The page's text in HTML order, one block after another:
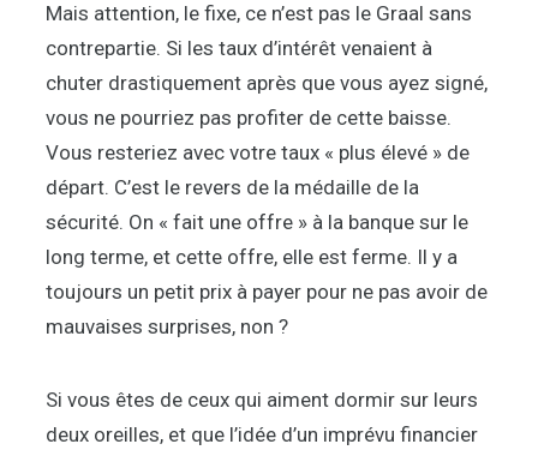
Mais attention, le fixe, ce n’est pas le Graal sans
contrepartie. Si les taux d’intérêt venaient à
chuter drastiquement après que vous ayez signé,
vous ne pourriez pas profiter de cette baisse.
Vous resteriez avec votre taux « plus élevé » de
départ. C’est le revers de la médaille de la
sécurité. On « fait une offre » à la banque sur le
long terme, et cette offre, elle est ferme. Il y a
toujours un petit prix à payer pour ne pas avoir de
mauvaises surprises, non ?
Si vous êtes de ceux qui aiment dormir sur leurs
deux oreilles, et que l’idée d’un imprévu financier